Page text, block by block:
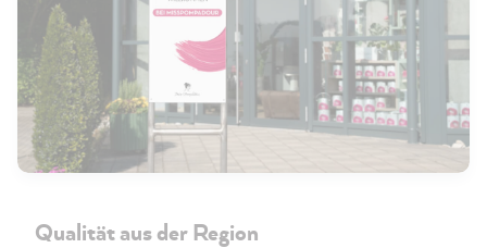
Qualität aus der Region